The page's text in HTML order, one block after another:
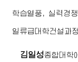
학습열풍, 실력경
일류급대학건설과
김일성종합대학